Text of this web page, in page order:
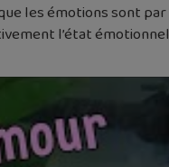
les émotions sont par
l’état émotionnel